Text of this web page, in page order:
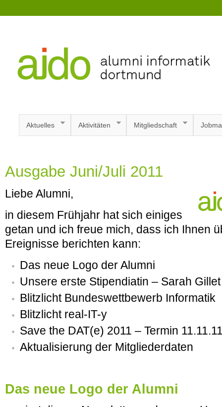
Aktuelles Aktivitäten Mitgliedschaft
Ausgabe Juni/Juli 2011
Liebe Alumni,
in diesem Frühjahr hat sich einiges
getan und ich freue mich, dass ich Ihnen
Ereignisse berichten kann:
Das neue Logo der Alumni
Unsere erste Stipendiatin – Sarah Gillet
Blitzlicht Bundeswettbewerb Informatik
Blitzlicht real-IT-y
Save the DAT(e) 2011 – Termin
Aktualisierung der Mitgliederdaten
Das neue Logo der Alumni